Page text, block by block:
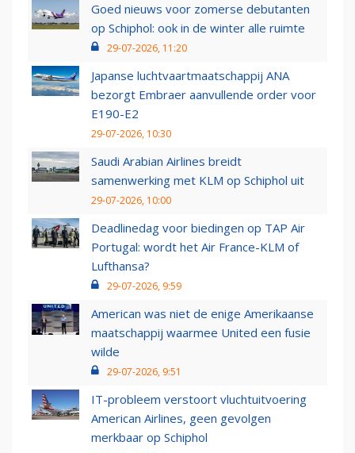
Goed nieuws voor zomerse debutanten
op Schiphol: ook in de winter alle ruimte
29-07-2026, 11:20
Japanse luchtvaartmaatschappij ANA
bezorgt Embraer aanvullende order voor
E190-E2
29-07-2026, 10:30
Saudi Arabian Airlines breidt
samenwerking met KLM op Schiphol uit
29-07-2026, 10:00
Deadlinedag voor biedingen op TAP Air
Portugal: wordt het Air France-KLM of
Lufthansa?
29-07-2026, 9:59
American was niet de enige Amerikaanse
maatschappij waarmee United een fusie
wilde
29-07-2026, 9:51
IT-probleem verstoort vluchtuitvoering
American Airlines, geen gevolgen
merkbaar op Schiphol